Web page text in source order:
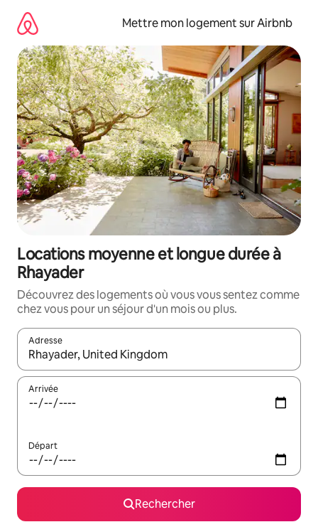
directement
contenu
Mettre mon logement sur Airbnb
Locations moyenne et longue durée à
Rhayader
Découvrez des logements où vous vous sentez comme
chez vous pour un séjour d'un mois ou plus.
Adresse
Lorsque les résultats s'affichent, utilisez les flèches vers le
Arrivée
Départ
Rechercher